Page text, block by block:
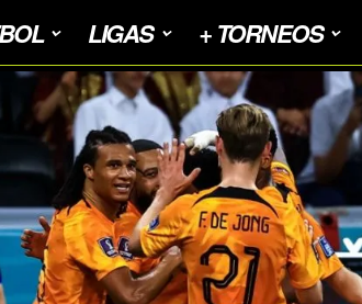
LIGAS + TORNEOS